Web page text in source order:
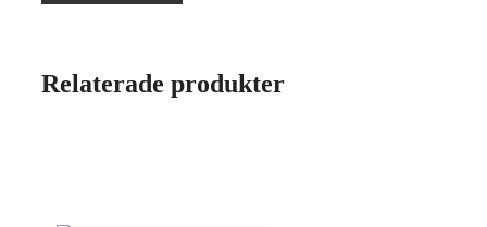
Relaterade produkter